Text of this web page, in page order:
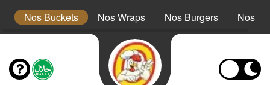
Nos Buckets Nos Wraps Nos Burgers Nos